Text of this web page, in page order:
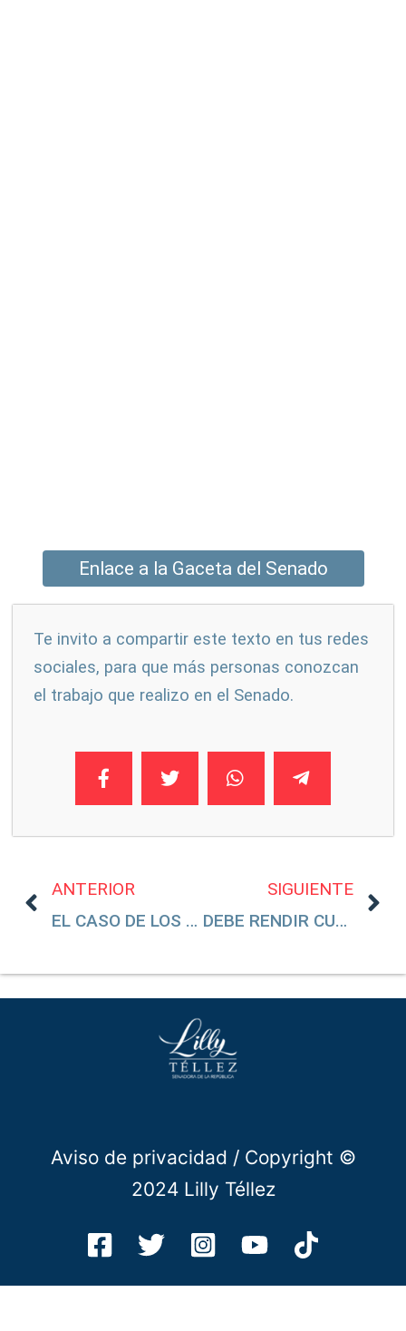
Enlace a la Gaceta del Senado
Te invito a compartir este texto en tus redes
sociales, para que más personas conozcan
el trabajo que realizo en el Senado.
ANTERIOR
EL CASO DE LOS MIGRANTES DE CIUDAD JUÁREZ NO PUEDE QUEDAR IMPUNE
SIGUIENTE
DEBE RENDIR CUENTAS ANA GABRIELA GUEVARA SOBRE RECURSOS A DEPORTISTAS
Aviso de privacidad / Copyright ©
2024 Lilly Téllez